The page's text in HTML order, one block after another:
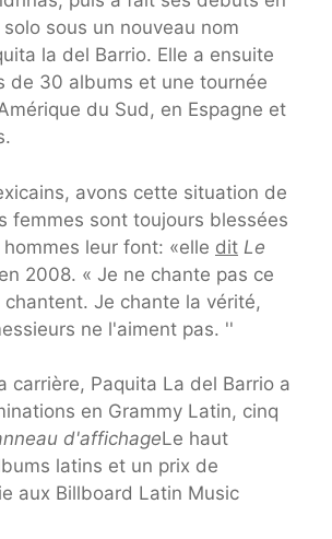
sous un nouveau nom
la del Barrio. Elle a ensuite
de 30 albums et une tournée
du Sud, en Espagne et
avons cette situation de
femmes sont toujours blessées
leur font: «elle dit Le
en 2008. « Je ne chante pas ce
chantent. Je chante la vérité,
ne l'aiment pas. ''
carrière, Paquita La del Barrio a
en Grammy Latin, cinq
d'affichageLe haut
latins et un prix de
aux Billboard Latin Music